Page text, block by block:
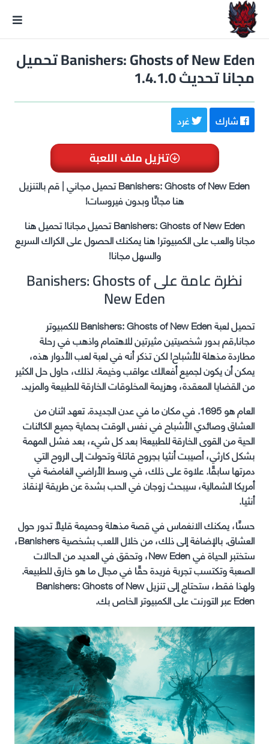
Banishers: Ghosts of New Eden تحميل
مجانا تحديث 1.4.1.0
شارك غرد
تنزيل ملف اللعبة
Banishers: Ghosts of New Eden تحميل مجاني | قم بالتنزيل
هنا مجانًا وبدون فيروسات!
Banishers: Ghosts of New Eden تحميل مجانا! تحميل هنا
مجانا والعب على الكمبيوتر! هنا يمكنك الحصول على الكراك السريع
والسهل مجانا!
نظرة عامة على Banishers: Ghosts of
New Eden
تحميل لعبة Banishers: Ghosts of New Eden للكمبيوتر
مجانا,قم بدور شخصيتين مثيرتين للاهتمام واذهب في رحلة
مطاردة مذهلة للأشباح! لكن تذكر أنه في لعبة لعب الأدوار هذه،
يمكن أن يكون لجميع أفعالك عواقب وخيمة. لذلك، حاول حل الكثير
من القضايا المعقدة، وهزيمة المخلوقات الخارقة للطبيعة والمزيد.
العام هو 1695. في مكان ما في عدن الجديدة. تعهد اثنان من
العشاق وصائدي الأشباح في نفس الوقت بحماية جميع الكائنات
الحية من القوى الخارقة للطبيعة! بعد كل شيء، بعد فشل المهمة
بشكل كارثي، أصيبت أنثيا بجروح قاتلة وتحولت إلى الروح التي
دمرتها سابقًا. علاوة على ذلك، في وسط الأراضي الغامضة في
أمريكا الشمالية، سيبحث زوجان في الحب بشدة عن طريقة لإنقاذ
أنثيا.
حسنًا، يمكنك الانغماس في قصة مذهلة وحميمة قليلاً تدور حول
العشاق. بالإضافة إلى ذلك، من خلال اللعب بشخصية Banishers،
ستختبر الحياة في New Eden، وتحقق في العديد من الحالات
الصعبة وتكتسب تجربة فريدة حقًا في مجال ما هو خارق للطبيعة.
ولهذا فقط، ستحتاج إلى تنزيل Banishers: Ghosts of New
Eden عبر التورنت على الكمبيوتر الخاص بك.